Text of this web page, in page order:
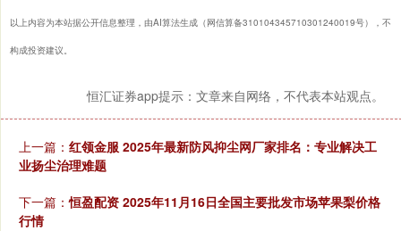
以上内容为本站据公开信息整理，由AI算法生成（网信算备310104345710301240019号），不
构成投资建议。
恒汇证券app提示：文章来自网络，不代表本站观点。
上一篇： 红领金服 2025年最新防风抑尘网厂家排名：专业解决工
业扬尘治理难题
下一篇：恒盈配资 2025年11月16日全国主要批发市场苹果梨价格
行情